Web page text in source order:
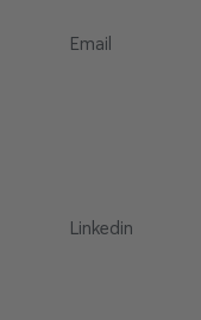
Email
Linkedin